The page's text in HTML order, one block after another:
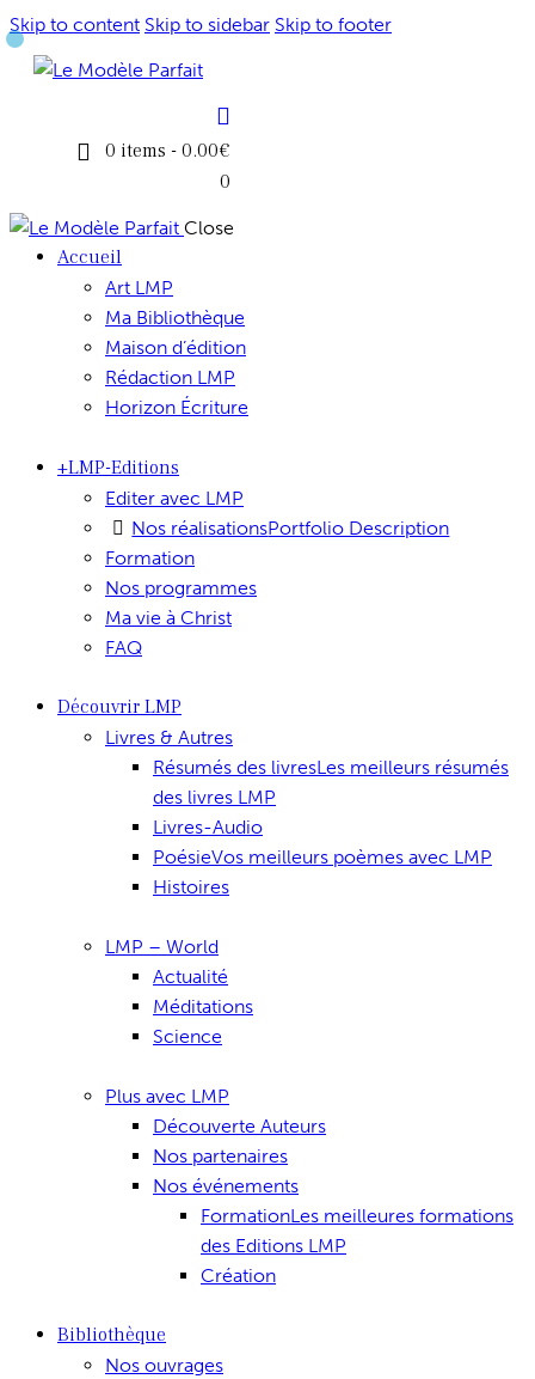
Skip to content Skip to sidebar Skip to footer
0 items - 0.00€
0
Close
Accueil
Art LMP
Ma Bibliothèque
Maison d’édition
Rédaction LMP
Horizon Écriture
+LMP-Editions
Editer avec LMP
Nos réalisationsPortfolio Description
Formation
Nos programmes
Ma vie à Christ
FAQ
Découvrir LMP
Livres & Autres
Résumés des livresLes meilleurs résumés
des livres LMP
Livres-Audio
PoésieVos meilleurs poèmes avec LMP
Histoires
LMP – World
Actualité
Méditations
Science
Plus avec LMP
Découverte Auteurs
Nos partenaires
Nos événements
FormationLes meilleures formations
des Editions LMP
Création
Bibliothèque
Nos ouvrages